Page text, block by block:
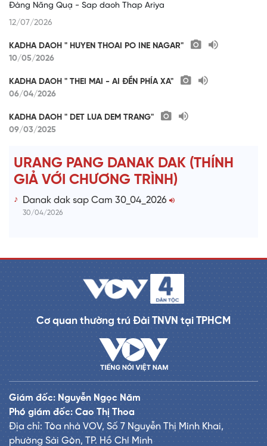
Đàng Năng Quạ - Sap daoh Thap Ariya
12/07/2026
KADHA DAOH " HUYEN THOAI PO INE NAGAR"
10/05/2026
KADHA DAOH " THEI MAI - AI ĐỀN PHÍA XA"
06/04/2026
KADHA DAOH " DET LUA DEM TRANG"
09/03/2025
URANG PANG DANAK DAK (THÍNH
GIẢ VỚI CHƯƠNG TRÌNH)
Danak dak sap Cam 30_04_2026
30/04/2026
Cơ quan thường trú Đài TNVN tại TPHCM
Giám đốc: Nguyễn Ngọc Năm
Phó giám đốc: Cao Thị Thoa
Địa chỉ: Tòa nhà VOV, Số 7 Nguyễn Thị Minh Khai,
phường Sài Gòn, TP. Hồ Chí Minh